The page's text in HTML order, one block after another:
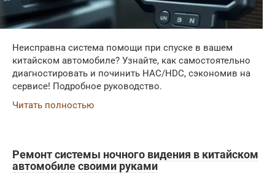
Неисправна система помощи при спуске в вашем
китайском автомобиле? Узнайте, как самостоятельно
диагностировать и починить HAC/HDC, сэкономив на
сервисе! Подробное руководство.
Читать полностью
Ремонт системы ночного видения в китайском
автомобиле своими руками